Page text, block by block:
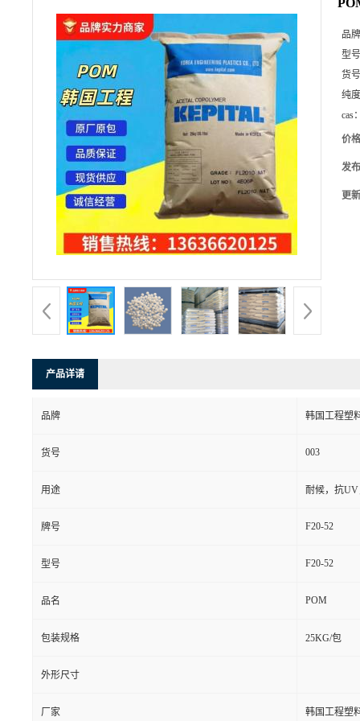
品
型
货
纯
cas
价
发
更
产品详请
品牌 韩国工程塑
货号 003
用途 耐候，抗
牌号 F20-52
型号 F20-52
品名 POM
包装规格 25KG/包
外形尺寸
厂家 韩国工程塑